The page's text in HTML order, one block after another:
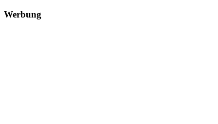
Werbung